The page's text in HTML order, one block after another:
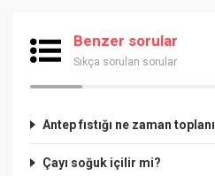
Benzer sorular
Sıkça sorulan sorular
Antep fıstığı ne zaman
Çayı soğuk içilir mi?